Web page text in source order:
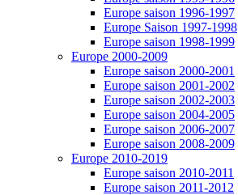
Europe saison 1996-1997
Europe Saison 1997-1998
Europe saison 1998-1999
Europe 2000-2009
Europe saison 2000-2001
Europe saison 2001-2002
Europe saison 2002-2003
Europe saison 2004-2005
Europe saison 2006-2007
Europe saison 2008-2009
Europe 2010-2019
Europe saison 2010-2011
Europe saison 2011-2012